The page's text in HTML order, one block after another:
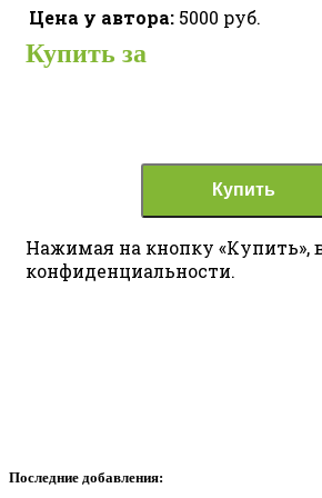
Цена у автора: 5000 руб.
Купить за
Купить
Нажимая на кнопку «Купить»,
конфиденциальности.
Последние добавления: